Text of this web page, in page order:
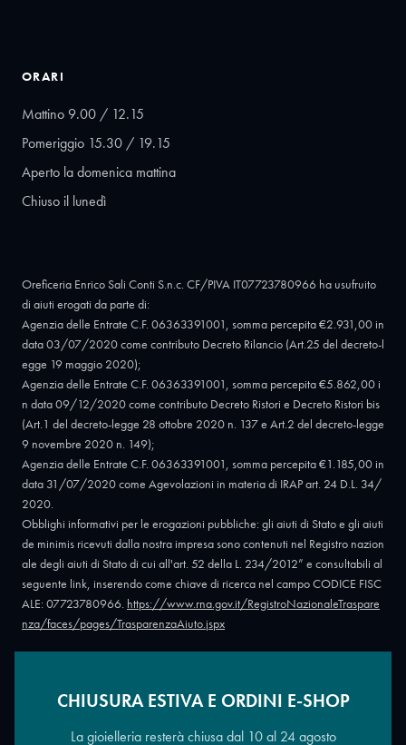
ORARI
Mattino 9.00 / 12.15
Pomeriggio 15.30 / 19.15
Aperto la domenica mattina
Chiuso il lunedì
Oreficeria Enrico Sali Conti S.n.c. CF/PIVA IT07723780966 ha usufruito
di aiuti erogati da parte di:
Agenzia delle Entrate C.F. 06363391001, somma percepita €2.931,00 in
data 03/07/2020 come contributo Decreto Rilancio (Art.25 del decreto-l
egge 19 maggio 2020);
Agenzia delle Entrate C.F. 06363391001, somma percepita €5.862,00 i
n data 09/12/2020 come contributo Decreto Ristori e Decreto Ristori bis
(Art.1 del decreto-legge 28 ottobre 2020 n. 137 e Art.2 del decreto-legge
9 novembre 2020 n. 149);
Agenzia delle Entrate C.F. 06363391001, somma percepita €1.185,00 in
data 31/07/2020 come Agevolazioni in materia di IRAP art. 24 D.L. 34/
2020.
Obblighi informativi per le erogazioni pubbliche: gli aiuti di Stato e gli aiuti
de minimis ricevuti dalla nostra impresa sono contenuti nel Registro nazion
ale degli aiuti di Stato di cui all'art. 52 della L. 234/2012” e consultabili al
seguente link, inserendo come chiave di ricerca nel campo CODICE FISC
ALE: 07723780966. https://www.rna.gov.it/RegistroNazionaleTraspare
nza/faces/pages/TrasparenzaAiuto.jspx
Copyright © 2026 - Oreficeria Enrico Sali Conti e C. snc - Partita IVA
CHIUSURA ESTIVA E ORDINI E-SHOP
La gioielleria resterà chiusa dal 10 al 24 agosto